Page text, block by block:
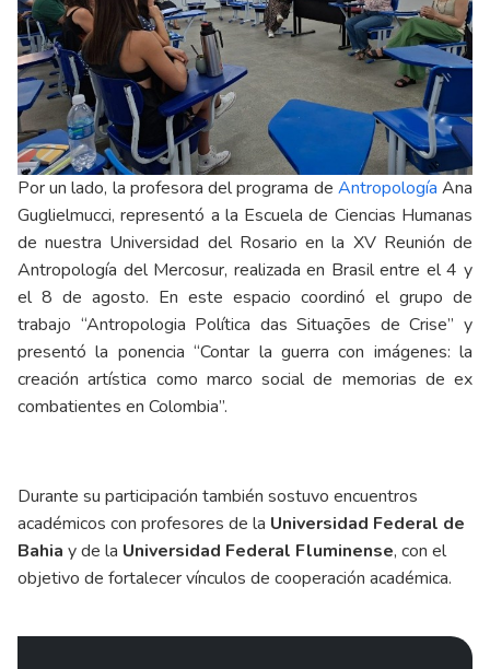
Por un lado, la profesora del programa de AntropologíaAna
Guglielmucci, representó a la Escuela de Ciencias Humanas
de nuestra Universidad del Rosario en la XV Reunión de
Antropología del Mercosur, realizada en Brasil entre el 4 y
el 8 de agosto. En este espacio coordinó el grupo de
trabajo “Antropologia Política das Situações de Crise” y
presentó la ponencia “Contar la guerra con imágenes: la
creación artística como marco social de memorias de ex
combatientes en Colombia”.
Durante su participación también sostuvo encuentros
académicos con profesores de la Universidad Federal de
Bahia y de la Universidad Federal Fluminense, con el
objetivo de fortalecer vínculos de cooperación académica.